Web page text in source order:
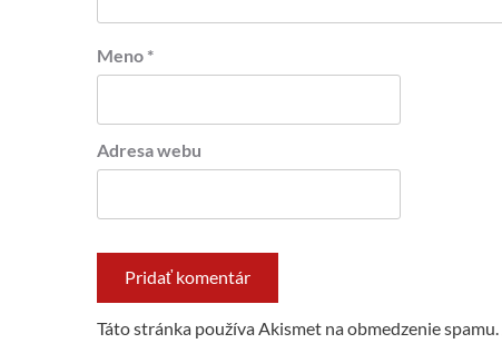
Meno *
Adresa webu
Táto stránka používa Akismet na obmedzenie spamu.